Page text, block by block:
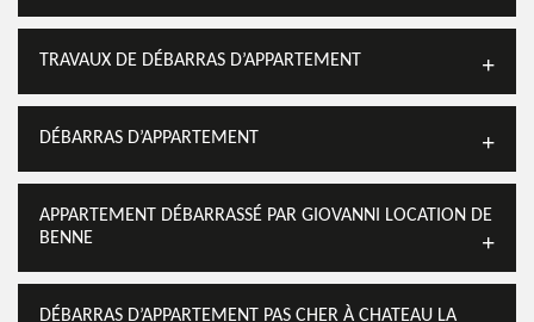
TRAVAUX DE DÉBARRAS D’APPARTEMENT
DÉBARRAS D’APPARTEMENT
APPARTEMENT DÉBARRASSÉ PAR GIOVANNI LOCATION DE
BENNE
DÉBARRAS D’APPARTEMENT PAS CHER À CHATEAU LA